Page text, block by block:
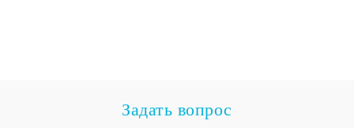
Задать вопрос